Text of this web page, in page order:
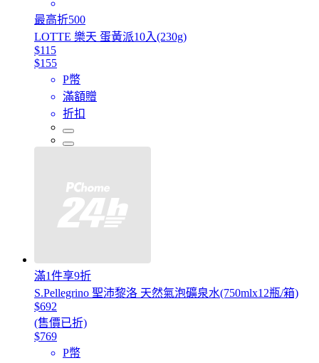
最高折500
LOTTE 樂天 蛋黃派10入(230g)
$115
$155
P幣
滿額贈
折扣
滿1件享9折
S.Pellegrino 聖沛黎洛 天然氣泡礦泉水(750mlx12瓶/箱)
$692
(售價已折)
$769
P幣